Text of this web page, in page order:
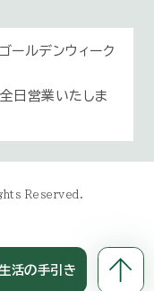
ールデンウィーク
日営業いたしま
Reserved.
活の手引き